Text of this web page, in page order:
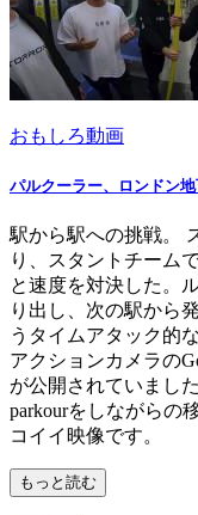
おもしろ動画
パルクーラー、ロンドン
駅から駅への挑戦。
り、スタントチーム
と速度を対決した。
り出し、次の駅から
うタイムアタック的
アクションカメラの
が公開されていまし
parkourをしながらの
コイイ映像です。
もっと読む